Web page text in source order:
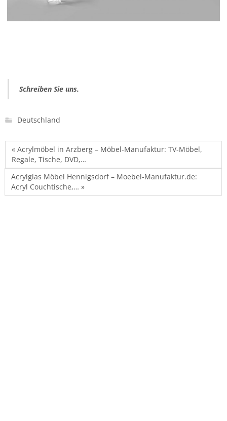
Schreiben Sie uns.
Deutschland
« Acrylmöbel in Arzberg – Möbel-Manufaktur: TV-Möbel,
Regale, Tische, DVD,…
Acrylglas Möbel Hennigsdorf – Moebel-Manufaktur.de:
Acryl Couchtische,… »